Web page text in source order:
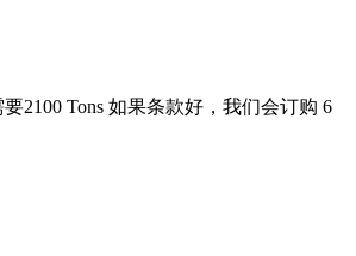
2100 Tons 如果条款好，我们会订购 6